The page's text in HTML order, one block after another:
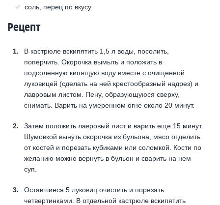
соль, перец по вкусу
Рецепт
В кастрюле вскипятить 1,5 л воды, посолить,
поперчить. Окорочка вымыть и положить в
подсоленную кипящую воду вместе с очищенной
луковицей (сделать на ней крестообразный надрез) и
лавровым листом. Пену, образующуюся сверху,
снимать. Варить на умеренном огне около 20 минут.
Затем положить лавровый лист и варить еще 15 минут.
Шумовкой вынуть окорочка из бульона, мясо отделить
от костей и порезать кубиками или соломкой. Кости по
желанию можно вернуть в бульон и сварить на нем
суп.
Оставшиеся 5 луковиц очистить и порезать
четвертинками. В отдельной кастрюле вскипятить